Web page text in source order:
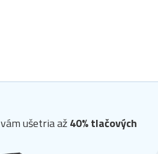
vám ušetria až40% tlačových